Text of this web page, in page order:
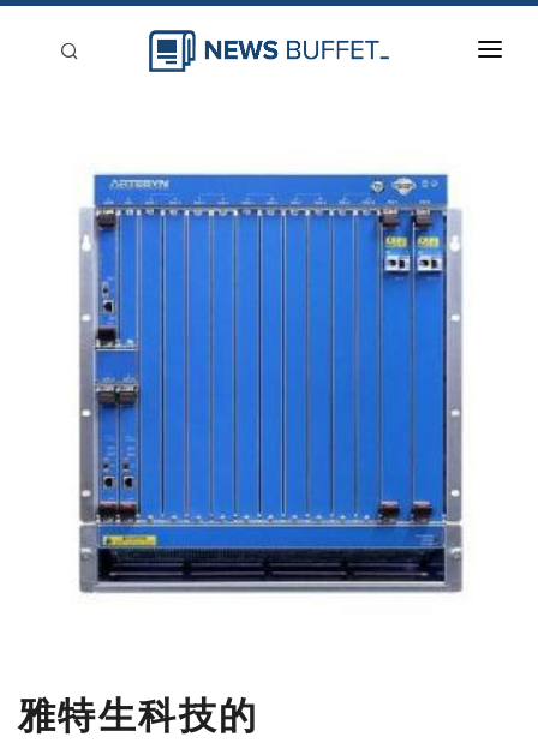
登入
刊登
雅特生科技的